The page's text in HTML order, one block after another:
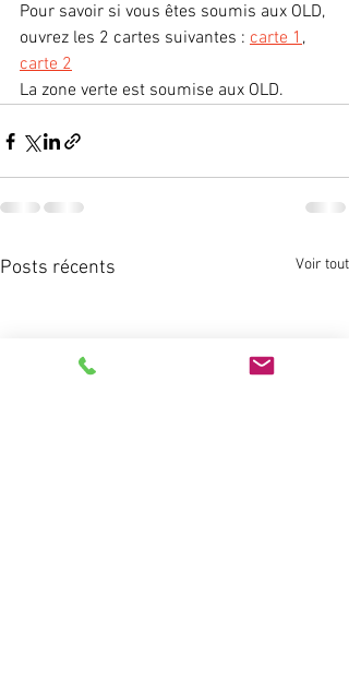
Pour savoir si vous êtes soumis aux OLD,
ouvrez les 2 cartes suivantes : carte 1,
carte 2
La zone verte est soumise aux OLD.
Posts récents Voir tout